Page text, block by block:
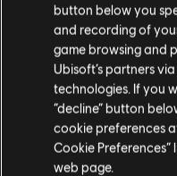
Платформи:PC (Digital)
Жанр: Екшен/пригода,
© 2024 Ubisoft Entertainment. All
Ubisoft logo are registered or
Additional
Відвідайте наш
Залишитися
Оновіть
button below you
and recording of
game browsing and
Ubisoft’s partners
technologies. If you
“decline” button
cookie preferences
Cookie
web page.